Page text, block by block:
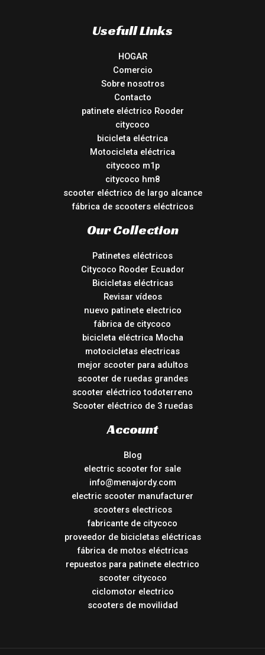
Usefull Links
HOGAR
Comercio
Sobre nosotros
Contacto
patinete eléctrico Rooder
citycoco
bicicleta eléctrica
Motocicleta eléctrica
citycoco m1p
citycoco hm8
scooter eléctrico de largo alcance
fábrica de scooters eléctricos
Our Collection
Patinetes eléctricos
Citycoco Rooder Ecuador
Bicicletas eléctricas
Revisar vídeos
nuevo patinete electrico
fábrica de citycoco
bicicleta eléctrica Mocha
motocicletas electricas
mejor scooter para adultos
scooter de ruedas grandes
scooter eléctrico todoterreno
Scooter eléctrico de 3 ruedas
Account
Blog
electric scooter for sale
info@menajordy.com
electric scooter manufacturer
scooters electricos
fabricante de citycoco
proveedor de bicicletas eléctricas
fábrica de motos eléctricas
repuestos para patinete electrico
scooter citycoco
ciclomotor electrico
scooters de movilidad